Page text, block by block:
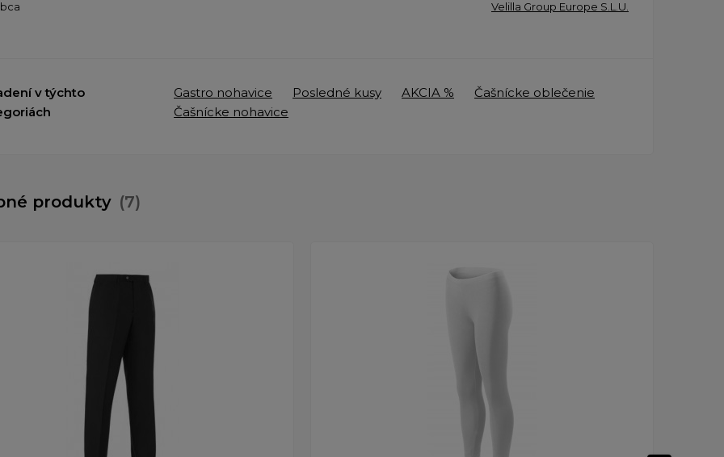
Velilla Group Europe S.L.U.
v týchto
Gastro nohavice Posledné kusy AKCIA %
Čašnícke oblečenie
Čašnícke nohavice
produkty (7)